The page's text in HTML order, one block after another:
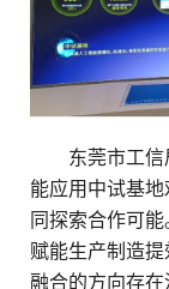
东莞市工
能应用中试基
同探索合作可
赋能生产制造
融合的方向存